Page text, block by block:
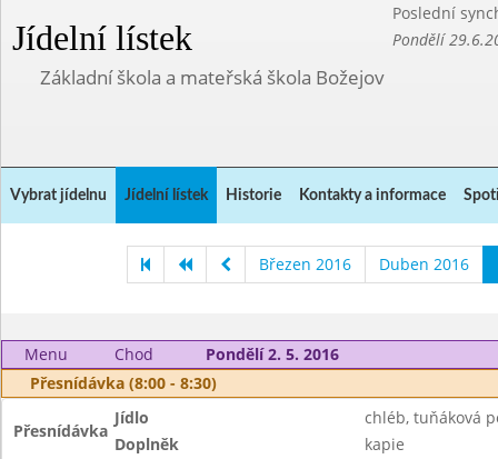
Jídelní lístek
Poslední
Pondělí
Základní škola a mateřská škola Božejov
Vybrat jídelnu Jídelní lístek Historie Kontakty a informace
Březen 2016 Duben 2016
Menu Chod
Pondělí 2. 5. 2016
Přesnídávka (8:00 - 8:30)
Přesnídávka
Jídlo
chléb, tuňáková
Doplněk
kapie